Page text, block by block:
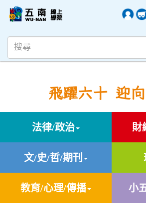
飛躍六十 迎
法律/政治 財
文/史/哲/期刊
教育/心理/傳播 小